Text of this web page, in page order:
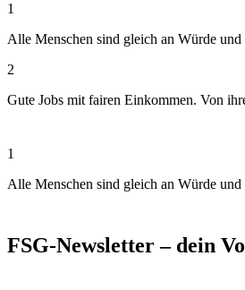
1
Alle Menschen sind gleich an Würde
2
Gute Jobs mit fairen Einkommen. Von
1
Alle Menschen sind gleich an Würde
FSG-Newsletter – dein